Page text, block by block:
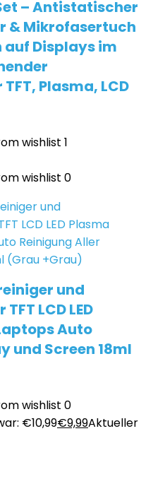
– Antistatischer
& Mikrofasertuch
Displays im
Plasma, LCD
wishlist 1
wishlist 0
und
LCD LED
Auto
und Screen 18ml
wishlist 0
€10,99€9,99Aktueller